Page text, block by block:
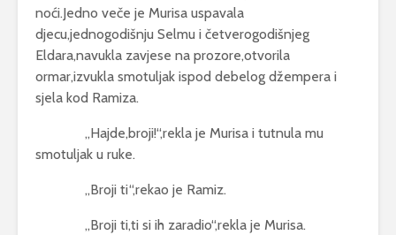
noći.Jedno veče je Murisa uspavala
djecu,jednogodišnju Selmu i četverogodišnjeg
Eldara,navukla zavjese na prozore,otvorila
ormar,izvukla smotuljak ispod debelog džempera i
sjela kod Ramiza.
,,Hajde,broji!“,rekla je Murisa i tutnula mu
smotuljak u ruke.
,,Broji ti“,rekao je Ramiz.
,,Broji ti,ti si ih zaradio“,rekla je Murisa.